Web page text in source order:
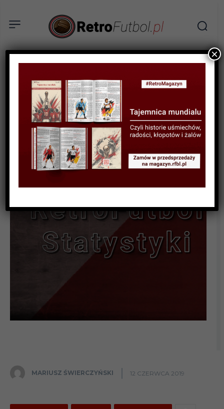
STATYSTYKI FUTBOLOWE
STATYSTYKI PUCHAROWE
STATYSTYKI REPREZENTACJI
Tabela wszech czasów
mistrzostw Europy U-21
MARIUSZ ŚWIERCZYŃSKI 12 CZERWCA 2019
×